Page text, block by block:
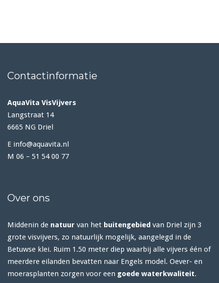
Contactinformatie
AquaVita VisVijvers
Langstraat 14
6665 NG Driel
E info@aquavita.nl
M 06 – 51 54 00 77
Over ons
Middenin de natuur van het buitengebied van Driel zijn 3
grote visvijvers, zo natuurlijk mogelijk, aangelegd in de
Betuwse klei. Ruim 1.50 meter diep waarbij alle vijvers één of
meerdere eilanden bevatten naar Engels model. Oever- en
moerasplanten zorgen voor een goede waterkwaliteit.